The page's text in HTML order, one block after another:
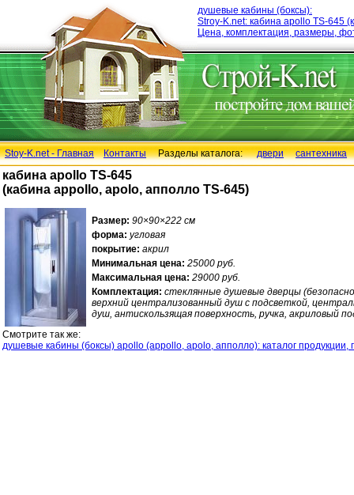
душевые кабины (боксы):
Stroy-K.net: кабина apollo TS-645
Цена, комплектация, размеры,
Stoy-K.net - Главная КонтактыРазделы каталога:двери сантехника
кабина apollo TS-645
(кабина appollo, apolo, апполло TS-645)
Размер: 90×90×222 см
форма: угловая
покрытие: акрил
Минимальная цена: 25000 руб.
Максимальная цена: 29000 руб.
Комплектация: стеклянные душевые дверцы
верхний централизованный душ с подсветкой,
душ, антискользящая поверхность, ручка, акриловый
Смотрите так же:
душевые кабины (боксы) apollo (appollo, apolo, апполло): каталог продукции,